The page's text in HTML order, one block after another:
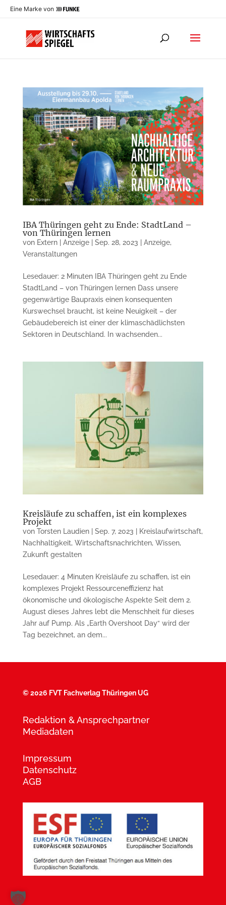
Eine Marke von
IBA Thüringen geht zu Ende: StadtLand –
von Thüringen lernen
von Extern | Anzeige| Sep. 28, 2023 Anzeige,
Veranstaltungen
Lesedauer: 2 Minuten IBA Thüringen geht zu Ende
StadtLand – von Thüringen lernen Dass unsere
gegenwärtige Baupraxis einen konsequenten
Kurswechsel braucht, ist keine Neuigkeit – der
Gebäudebereich ist einer der klimaschädlichsten
Sektoren in Deutschland. In wachsenden...
Kreisläufe zu schaffen, ist ein komplexes
Projekt
von Torsten Laudien| Sep. 7, 2023 | Kreislaufwirtschaft,
Nachhaltigkeit, Wirtschaftsnachrichten, Wissen,
Zukunft gestalten
Lesedauer: 4 Minuten Kreisläufe zu schaffen, ist ein
komplexes Projekt Ressourceneffizienz hat
ökonomische und ökologische Aspekte Seit dem 2.
August dieses Jahres lebt die Menschheit für dieses
Jahr auf Pump. Als „Earth Overshoot Day“ wird der
Tag bezeichnet, an dem...
©2026 FVT Fachverlag Thüringen UG
Redaktion & Ansprechpartner
Mediadaten
Impressum
Datenschutz
AGB